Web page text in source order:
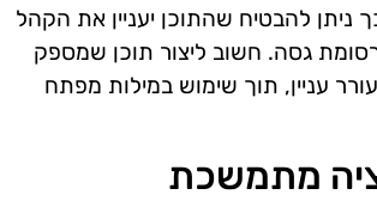
ניתן להבטיח שהתוכן יעניין את הקהל
גסה. חשוב ליצור תוכן שמספק
עניין, תוך שימוש במילות מפתח
מתמשכת